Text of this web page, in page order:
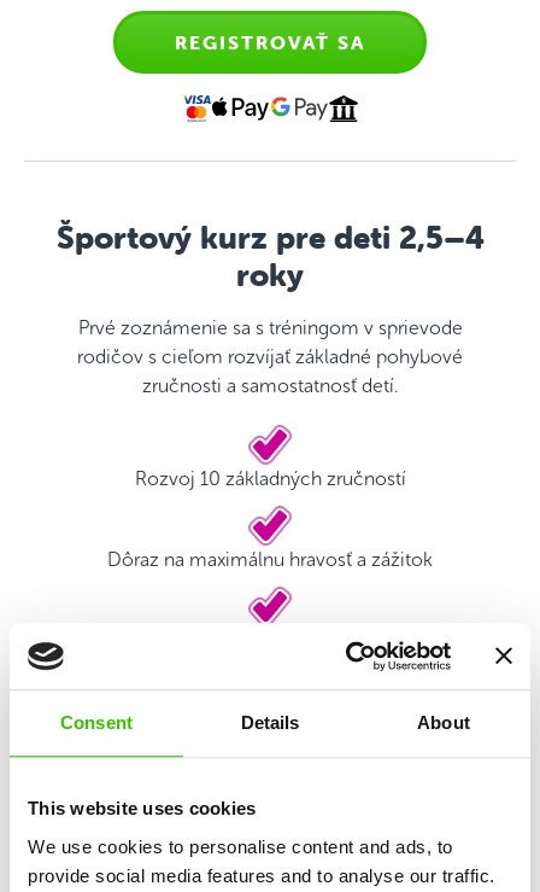
Consent Details About
This website uses cookies
We use cookies to personalise content and ads, to
provide social media features and to analyse our traffic.
REGISTROVAŤ SA
Športový kurz pre deti 2,5–4
roky
Prvé zoznámenie sa s tréningom v sprievode
rodičov s cieľom rozvíjať základné pohybové
zručnosti a samostatnosť detí.
Rozvoj 10 základných zručností
Dôraz na maximálnu hravosť a zážitok
Kvalifikovaný tréner
Herný plán s motivačnými nálepkami